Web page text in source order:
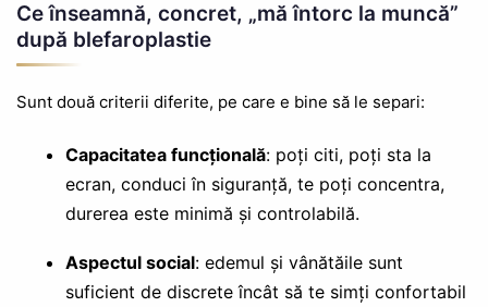
Ce înseamnă, concret, „mă întorc la muncă”
după blefaroplastie
Sunt două criterii diferite, pe care e bine să le separi:
Capacitatea funcțională: poți citi, poți sta la
ecran, conduci în siguranță, te poți concentra,
durerea este minimă și controlabilă.
Aspectul social: edemul și vânătăile sunt
suficient de discrete încât să te simți confortabil